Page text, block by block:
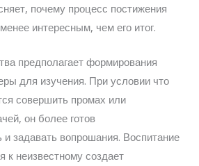
почему процесс постижения
интересным, чем его итог.
предполагает формирования
для изучения. При условии что
совершить промах или
он более готов
и задавать вопрошания. Воспитание
к неизвестному создает